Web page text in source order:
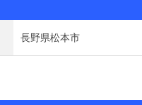
長野県松本市